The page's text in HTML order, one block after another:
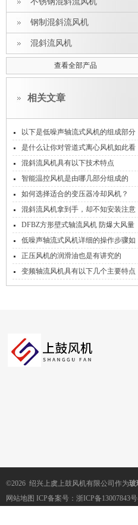
钢制混斜流风机
混斜流风机
查看全部产品
相关文章
以下是低噪声轴流式风机的组成部分
及其功能
是什么让你对管道式离心风机如此看
好的
混斜流风机具有以下技术特点
智能温控风机是由哪几部分组成的
呢？
如何选择适合的变压器冷却风机？
混斜流风机拿到手，却不知安装注意
事项怎么能行！
DFBZ方形壁式轴流风机 防爆大风量
防逆流雨
低噪声轴流式风机详细的操作步骤如
下
正压风机的润滑油也是有讲究的
变频轴流风机具有以下几个主要特点
©2026 绍兴上虞上鼓风机有限公司作为玻
网站地图 ICP备案号： 浙ICP备13007843